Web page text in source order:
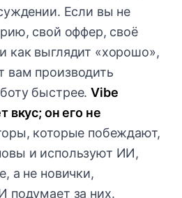
Если вы не
свой оффер, своё
как выглядит «хорошо»,
производить
быстрее.Vibe
вкус; он его не
которые побеждают,
и используют ИИ,
а не новички,
подумает за них.